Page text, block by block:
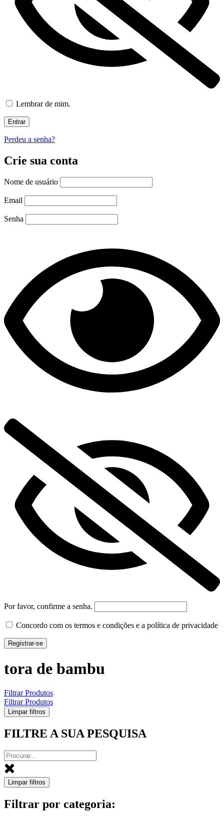
Lembrar de mim.
Perdeu a senha?
Crie sua conta
Nome de usuário
Email
Senha
Por favor, confirme a senha.
Concordo com os termos e condições e a política de privacidade
Registrar-se
tora de bambu
Filtrar Produtos
Filtrar Produtos
Limpar filtros
FILTRE A SUA PESQUISA
Limpar filtros
Filtrar por categoria: